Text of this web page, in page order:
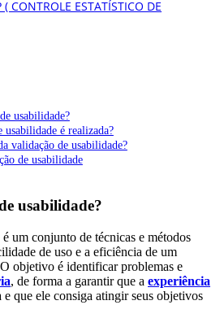
usabilidade?
usabilidade é realizada?
validação de usabilidade?
de usabilidade
usabilidade?
um conjunto de técnicas e métodos
de uso e a eficiência de um
objetivo é identificar problemas e
, de forma a garantir que a experiência
e que ele consiga atingir seus objetivos